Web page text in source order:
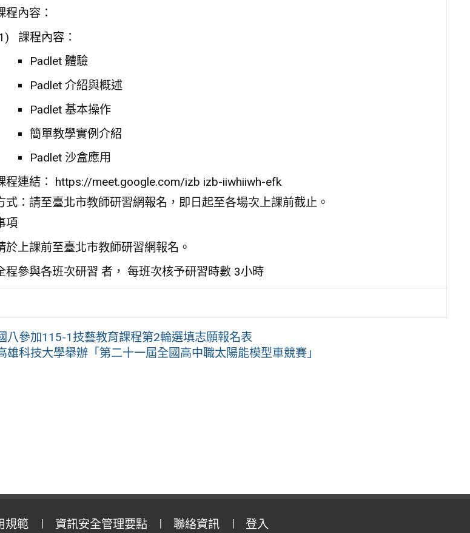
程內容：
課程內容：
Padlet 體驗
Padlet 介紹與概述
Padlet 基本操作
簡單教學實例介紹
Padlet 沙盒應用
程連結： https://meet.google.com/izb izb-iiwhiiwh-efk
式：請至臺北市教師研習網報名，即日起至各場次上課前截止。
項
於上課前至臺北市教師研習網報名。
程參與各班次研習 者， 每班次核予研習時數 3小時
八參加115-1技藝教育課程第2輪選填志願報名表
雄科技大學舉辦「第二十一屆全國高中職太陽能模型車競賽」
規範 資訊安全管理要點 聯絡資訊 登入